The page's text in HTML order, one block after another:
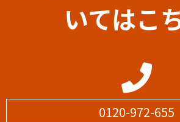
いてはこ
0120-972-655